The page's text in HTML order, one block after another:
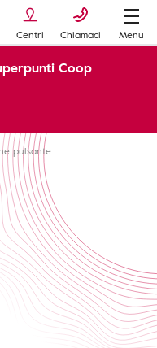
Centri Chiamaci Menu
Coop
pulsante